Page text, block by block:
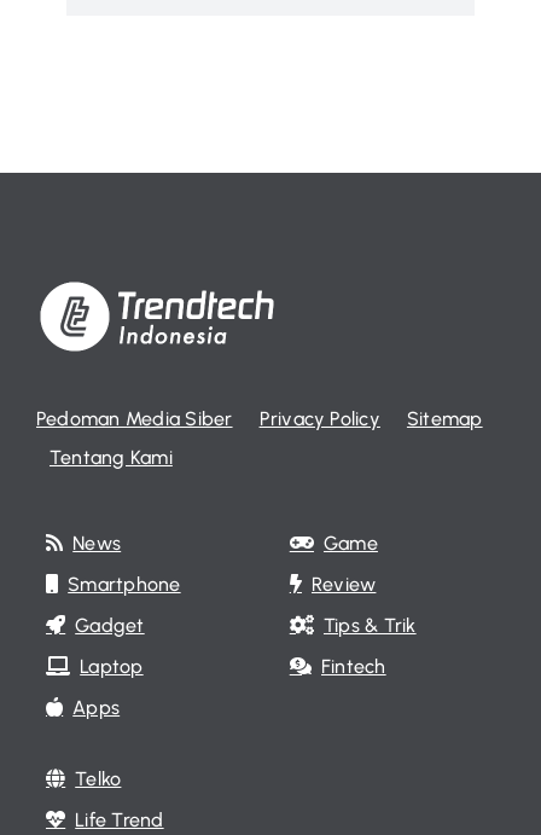
Pedoman Media Siber Privacy Policy
Sitemap
Tentang Kami
News
Smartphone
Gadget
Laptop
Apps
Game
Review
Tips & Trik
Fintech
Telko
Life Trend